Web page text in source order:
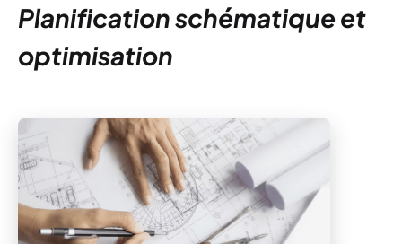
Planification schématique et
optimisation